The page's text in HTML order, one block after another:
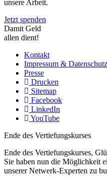
unsere Arbeit.
Jetzt spenden
Damit Geld
allen dient!
Kontakt
Impressum & Datenschutz
Presse
Drucken
Sitemap
Facebook
LinkedIn
YouTube
Ende des Vertiefungskurses
Ende des Vertiefungskurses,
Sie haben nun die Möglichkeit
unserer Netwerk-Experten zu